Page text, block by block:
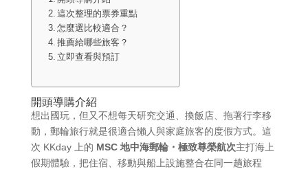
這次整理的票券重點
怎麼選比較適合？
推薦給哪些旅客？
立即查看與預訂
開頭導購介紹
想出國玩，但又不想每天研究交通、換飯店、拖著行李移
動，郵輪旅行就是很適合懶人與家庭旅客的度假方式。這
次 KKday 上的 MSC 地中海郵輪・極致尊榮航次主打海上
假期體驗，把住宿、移動與船上設施整合在同一趟旅程